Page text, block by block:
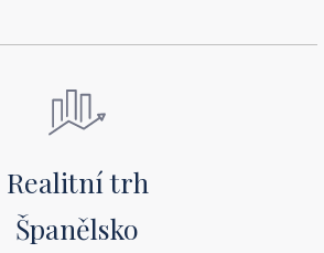
Realitní trh
Španělsko